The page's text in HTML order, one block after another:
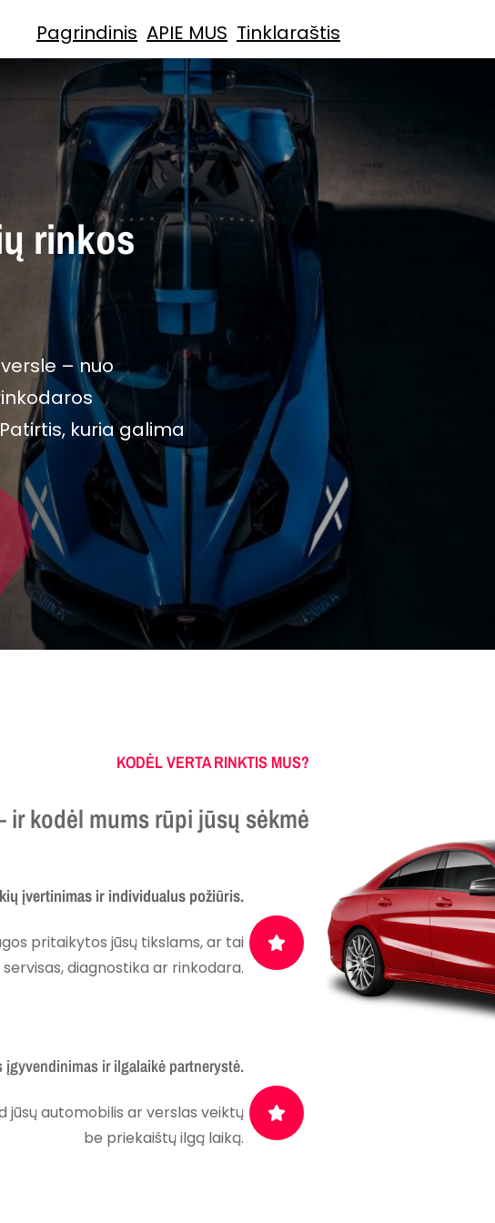
Pagrindinis APIE MUS Tinklaraštis
rinkos
– nuo
kuria galima
KODĖL VERTA RINKTIS MUS?
ir kodėl mums rūpi jūsų sėkmė
įvertinimas ir individualus požiūris.
pritaikytos jūsų tikslams, ar tai
diagnostika ar rinkodara.
įgyvendinimas ir ilgalaikė partnerystė.
jūsų automobilis ar verslas veiktų
be priekaištų ilgą laiką.